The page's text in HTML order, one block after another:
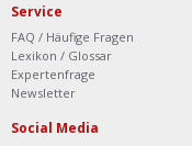
Service
FAQ / Häufige Fragen
Lexikon / Glossar
Expertenfrage
Newsletter
Social Media